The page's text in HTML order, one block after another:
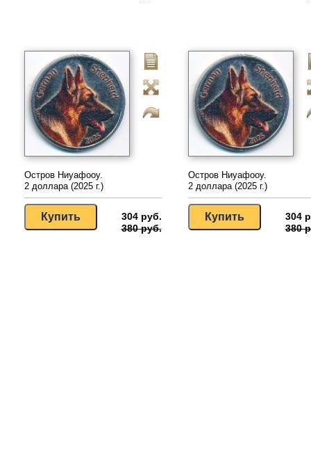
Остров Ниуафооу.
2 доллара (2025 г.)
304 руб.
380 руб.
Остров Ниуафооу.
2 доллара (2025 г.)
304
380